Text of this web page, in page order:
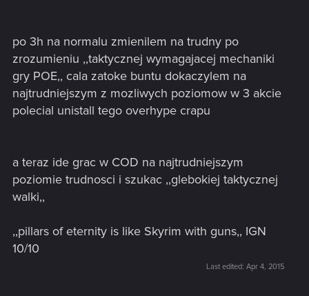
po 3h na normalu zmienilem na trudny po
zrozumieniu ,,taktycznej wymagajacej mechaniki
gry POE,, cala zatoke buntu dokaczylem na
najtrudniejszym z mozliwych poziomow w 3 akcie
polecial unistall tego overhype crapu
a teraz ide grac w COD na najtrudniejszym
poziomie trudnosci i szukac ,,glebokiej taktycznej
walki,,
,,pillars of eternity is like Skyrim with guns,, IGN
10/10
Last edited: Apr 4, 2015